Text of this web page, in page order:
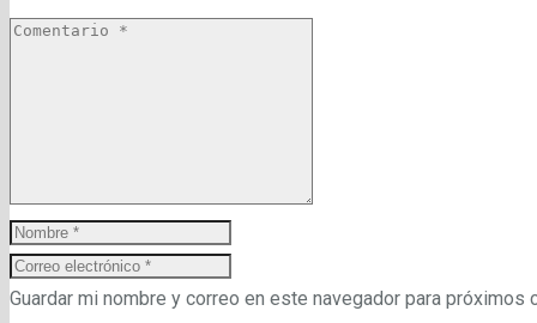
Guardar mi nombre y correo en este navegador para próximos